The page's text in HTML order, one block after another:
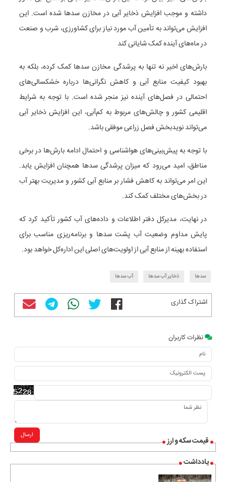
قیمت سکه و ارز
یادداشت
داشته و موجب افزایش ذخایر آبی در مخازن سدها شده است. این
افزایش می‌تواند به تأمین آب مورد نیاز برای کشاورزی، شرب و صنعت
در ماه‌های آینده کمک شایانی کند
بارش‌های اخیر نه تنها به پرشدگی مخازن سدها کمک کرده، بلکه به
بهبود کیفیت منابع آبی و کاهش نگرانی‌ها درباره خشکسالی‌های
احتمالی در فصل‌های آینده نیز منجر شده است. با توجه به شرایط
اقلیمی کشور و چالش‌های مربوط به کم‌آبی، این افزایش ذخایر آبی
می‌تواند نویدبخش فصل زراعی موفقی باشد.
با توجه به پیش‌بینی‌های هواشناسی و احتمال ادامه بارش‌ها در برخی
مناطق، امید می‌رود که میزان پرشدگی سدها همچنان افزایش یابد.
این امر می‌تواند به کاهش فشار بر منابع آبی کشور و مدیریت بهتر آب
در بخش‌های مختلف کمک کند.
در نهایت، مدیرکل دفتر اطلاعات و داده‌های آب کشور تأکید کرد که
پایش مداوم وضعیت آب پشت سدها و برنامه‌ریزی مناسب برای
استفاده بهینه از منابع آبی از اولویت‌های اصلی این اداره‌کل خواهد بود.
سدها ذخایر آب سدها آب سدها
اشتراک گذاری
نظرات کاربران
ارسال